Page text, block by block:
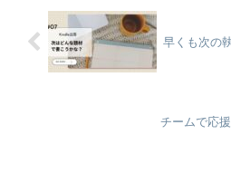
早くも次の
チームで応援